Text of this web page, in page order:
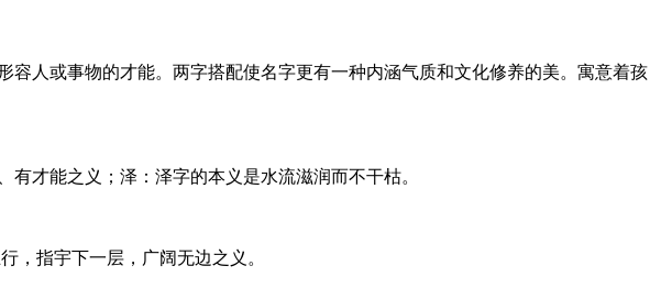
人或事物的才能。两字搭配使名字更有一种内涵气质和文化修养的美。寓意着孩
才能之义；泽：泽字的本义是水流滋润而不干枯。
，指宇下一层，广阔无边之义。